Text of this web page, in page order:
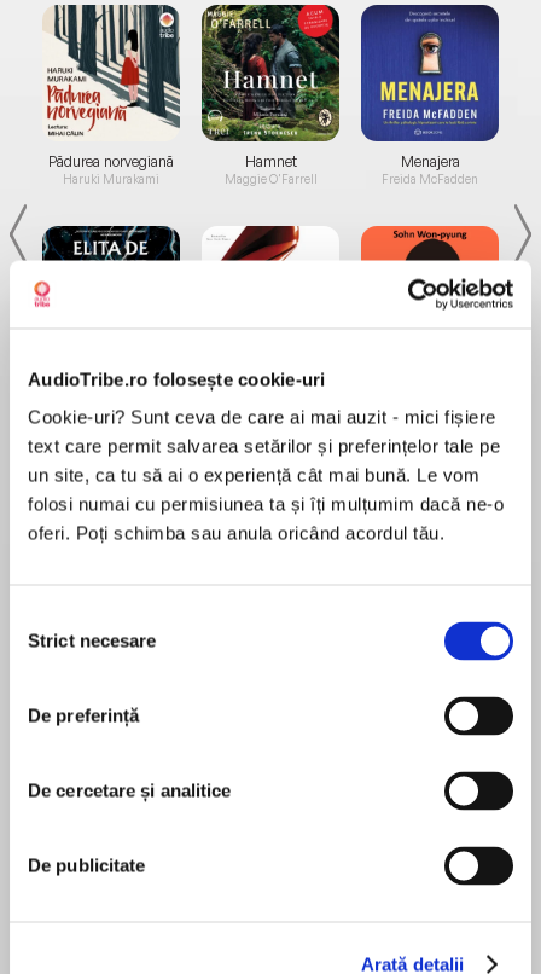
AudioTribe.ro folosește cookie-uri
Cookie-uri? Sunt ceva de care ai mai auzit - mici fișiere
text care permit salvarea setărilor și preferințelor tale pe
un site, ca tu să ai o experiență cât mai bună. Le vom
folosi numai cu permisiunea ta și îți mulțumim dacă ne-o
oferi. Poți schimba sau anula oricând acordul tău.
consimțământului
Strict necesare
De preferință
De cercetare și analitice
De publicitate
Arată detalii
Pădurea norvegiană
Haruki Murakami
Elita de Argint (Elita
Hamnet
Maggie O'Farrell
Diavolul se îmbracă de
Menajera
Freida McFadden
Desprecarte
lucky we are to have her telling our stories.” –
behind IN THE HEIGHTS comes a spellbinding
coming-of-age story, and a vibrant and life-
affirming celebration of the women who guide
us.
MAI MULT
pentru această carte